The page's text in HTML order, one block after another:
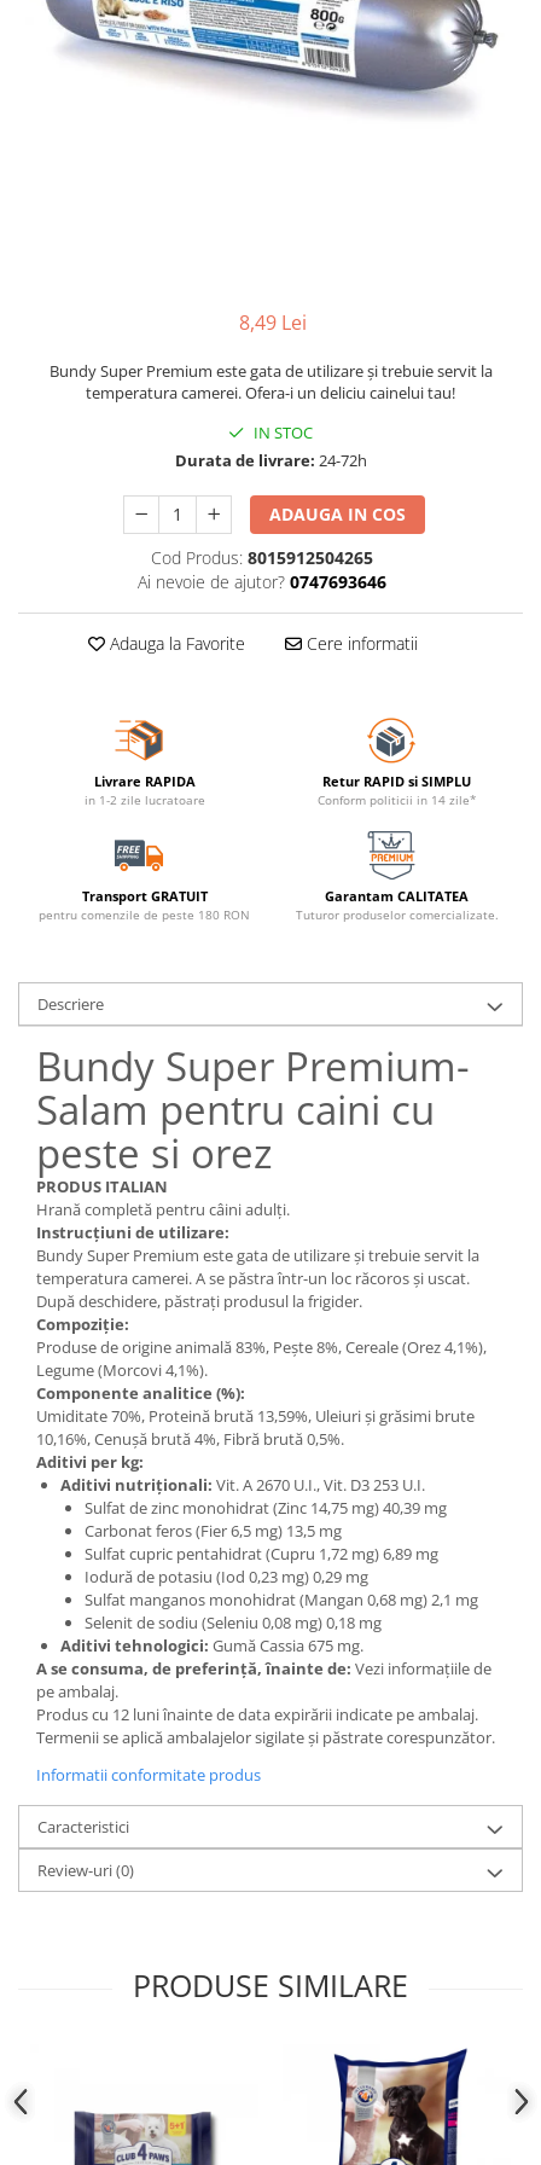
8,49 Lei
Bundy Super Premium este gata de utilizare și trebuie servit la
temperatura camerei. Ofera-i un deliciu cainelui tau!
IN STOC
Durata de livrare: 24-72h
ADAUGA IN COS
Cod Produs: 8015912504265
Ai nevoie de ajutor? 0747693646
Adauga la Favorite Cere informatii
Livrare RAPIDA
in 1-2 zile lucratoare
Retur RAPID si SIMPLU
Conform politicii in 14 zile*
Transport GRATUIT
pentru comenzile de peste 180 RON
Garantam CALITATEA
Tuturor produselor comercializate.
Descriere
Bundy Super Premium-
Salam pentru caini cu
peste si orez
PRODUS ITALIAN
Hrană completă pentru câini adulți.
Instrucțiuni de utilizare:
Bundy Super Premium este gata de utilizare și trebuie servit la
temperatura camerei. A se păstra într-un loc răcoros și uscat.
După deschidere, păstrați produsul la frigider.
Compoziție:
Produse de origine animală 83%, Pește 8%, Cereale (Orez 4,1%),
Legume (Morcovi 4,1%).
Componente analitice (%):
Umiditate 70%, Proteină brută 13,59%, Uleiuri și grăsimi brute
10,16%, Cenușă brută 4%, Fibră brută 0,5%.
Aditivi per kg:
Aditivi nutriționali: Vit. A 2670 U.I., Vit. D3 253 U.I.
Sulfat de zinc monohidrat (Zinc 14,75 mg) 40,39 mg
Carbonat feros (Fier 6,5 mg) 13,5 mg
Sulfat cupric pentahidrat (Cupru 1,72 mg) 6,89 mg
Iodură de potasiu (Iod 0,23 mg) 0,29 mg
Sulfat manganos monohidrat (Mangan 0,68 mg) 2,1 mg
Selenit de sodiu (Seleniu 0,08 mg) 0,18 mg
Aditivi tehnologici: Gumă Cassia 675 mg.
A se consuma, de preferință, înainte de: Vezi informațiile de
pe ambalaj.
Produs cu 12 luni înainte de data expirării indicate pe ambalaj.
Termenii se aplică ambalajelor sigilate și păstrate corespunzător.
Informatii conformitate produs
Caracteristici
Review-uri(0)
PRODUSE SIMILARE